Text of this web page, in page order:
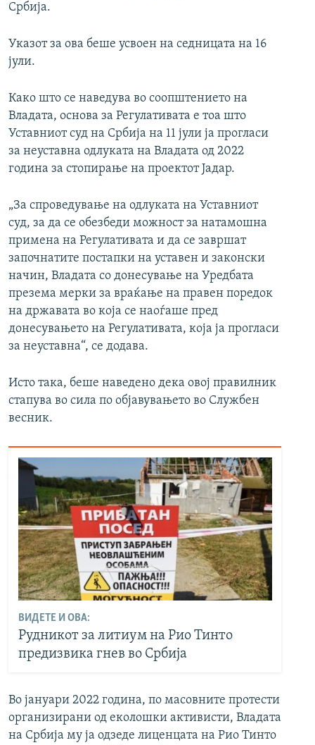
Србија.
Указот за ова беше усвоен на седницата на 16
јули.
Како што се наведува во соопштението на
Владата, основа за Регулативата е тоа што
Уставниот суд на Србија на 11 јули ја прогласи
за неуставна одлуката на Владата од 2022
година за стопирање на проектот Јадар.
„За спроведување на одлуката на Уставниот
суд, за да се обезбеди можност за натамошна
примена на Регулативата и да се завршат
започнатите постапки на уставен и законски
начин, Владата со донесување на Уредбата
презема мерки за враќање на правен поредок
на државата во која се наоѓаше пред
донесувањето на Регулативата, која ја прогласи
за неуставна“, се додава.
Исто така, беше наведено дека овој правилник
стапува во сила по објавувањето во Службен
весник.
ВИДЕТЕ И ОВА:
Рудникот за литиум на Рио Тинто
предизвика гнев во Србија
Во јануари 2022 година, по масовните протести
организирани од еколошки активисти, Владата
на Србија му ја одзеде лиценцата на Рио Тинто